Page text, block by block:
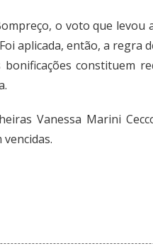
o voto que
aplicada, então, a regra
constituem
Vanessa Marini